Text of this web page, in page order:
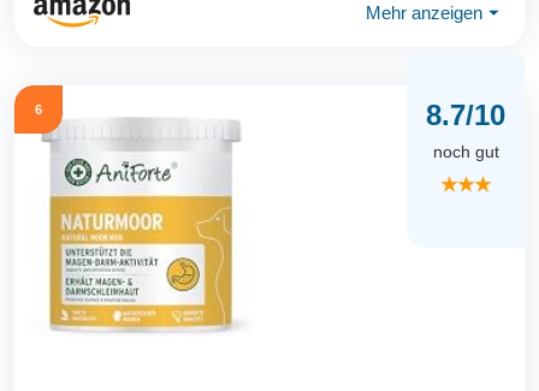
Mehr anzeigen ⏷
6 8.7/10
noch gut
★★★